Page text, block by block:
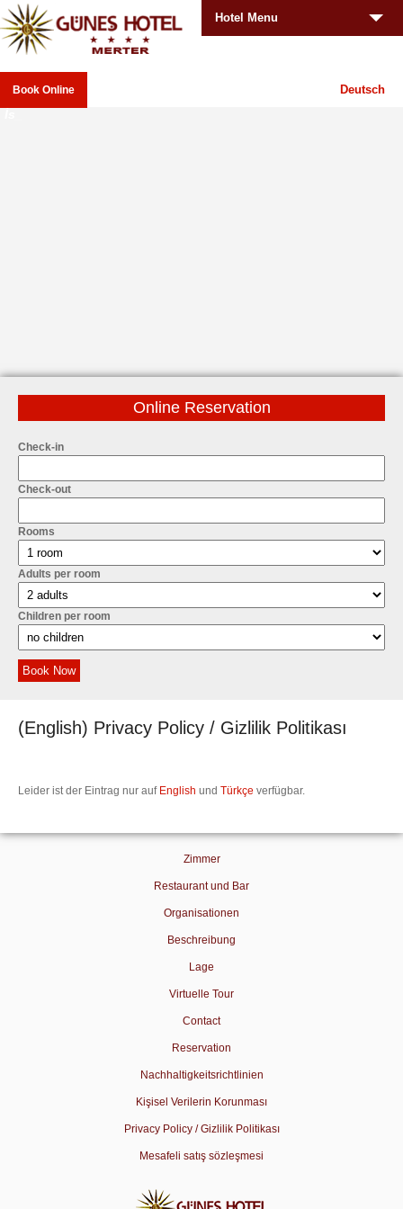
Hotel Menu
Book Online Deutsch
Online Reservation
Check-in
Check-out
Rooms
Adults per room
Children per room
Book Now
(English) Privacy Policy / Gizlilik Politikası
Leider ist der Eintrag nur auf English und Türkçe verfügbar.
Zimmer
Restaurant und Bar
Organisationen
Beschreibung
Lage
Virtuelle Tour
Contact
Reservation
Nachhaltigkeitsrichtlinien
Kişisel Verilerin Korunması
Privacy Policy / Gizlilik Politikası
Mesafeli satış sözleşmesi